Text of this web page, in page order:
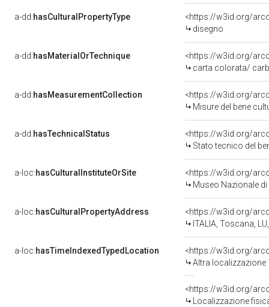
a-dd:hasCulturalPropertyType
<https://w3id.org/
disegno
a-dd:hasMaterialOrTechnique
<https://w3id.org/
carta colorata/
a-dd:hasMeasurementCollection
<https://w3id.org/
Misure del bene
a-dd:hasTechnicalStatus
<https://w3id.org/
Stato tecnico del
a-loc:hasCulturalInstituteOrSite
<https://w3id.org/
Museo Nazionale di
a-loc:hasCulturalPropertyAddress
<https://w3id.org/
ITALIA, Toscana,
a-loc:hasTimeIndexedTypedLocation
<https://w3id.org/
Altra localizzazione
<https://w3id.org/
Localizzazione